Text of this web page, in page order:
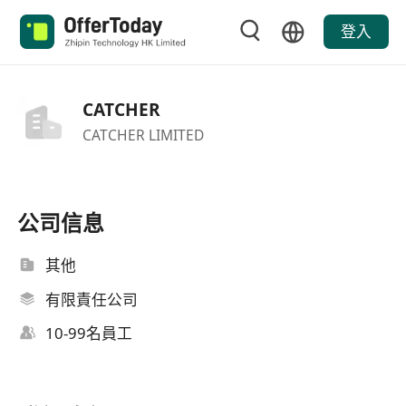
登入
CATCHER
CATCHER LIMITED
公司信息
其他
有限責任公司
10-99名員工